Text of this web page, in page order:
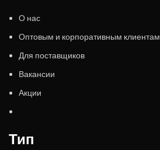
О нас
Оптовым и корпоративным клиентам
Для поставщиков
Вакансии
Акции
Тип